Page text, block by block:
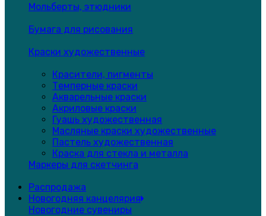
Мольберты, этюдники
Бумага для рисования
Краски художественные
Красители, пигменты
Темперные краски
Акварельные краски
Акриловые краски
Гуашь художественная
Масляные краски художественные
Пастель художественная
Краска для стекла и металла
Маркеры для скетчинга
Распродажа
Новогодняя канцелярия
Новогодние сувениры